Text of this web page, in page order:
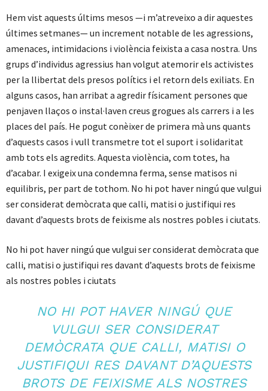
Hem vist aquests últims mesos —i m’atreveixo a dir aquestes
últimes setmanes— un increment notable de les agressions,
amenaces, intimidacions i violència feixista a casa nostra. Uns
grups d’individus agressius han volgut atemorir els activistes
per la llibertat dels presos polítics i el retorn dels exiliats. En
alguns casos, han arribat a agredir físicament persones que
penjaven llaços o instal·laven creus grogues als carrers i a les
places del país. He pogut conèixer de primera mà uns quants
d’aquests casos i vull transmetre tot el suport i solidaritat
amb tots els agredits. Aquesta violència, com totes, ha
d’acabar. I exigeix una condemna ferma, sense matisos ni
equilibris, per part de tothom. No hi pot haver ningú que vulgui
ser considerat demòcrata que calli, matisi o justifiqui res
davant d’aquests brots de feixisme als nostres pobles i ciutats.
No hi pot haver ningú que vulgui ser considerat demòcrata que
calli, matisi o justifiqui res davant d’aquests brots de feixisme
als nostres pobles i ciutats
NO HI POT HAVER NINGÚ QUE
VULGUI SER CONSIDERAT
DEMÒCRATA QUE CALLI, MATISI O
JUSTIFIQUI RES DAVANT D’AQUESTS
BROTS DE FEIXISME ALS NOSTRES